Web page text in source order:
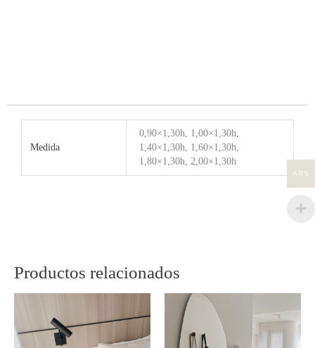
Medida
0,90×1,30h, 1,00×1,30h,
1,40×1,30h, 1,60×1,30h,
1,80×1,30h, 2,00×1,30h
Productos relacionados
ARS